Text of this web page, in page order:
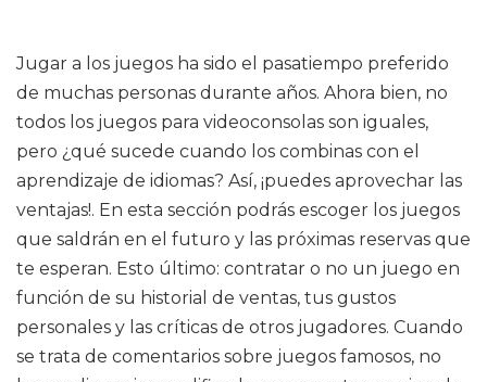
Jugar a los juegos ha sido el pasatiempo preferido
de muchas personas durante años. Ahora bien, no
todos los juegos para videoconsolas son iguales,
pero ¿qué sucede cuando los combinas con el
aprendizaje de idiomas? Así, ¡puedes aprovechar las
ventajas!. En esta sección podrás escoger los juegos
que saldrán en el futuro y las próximas reservas que
te esperan. Esto último: contratar o no un juego en
función de su historial de ventas, tus gustos
personales y las críticas de otros jugadores. Cuando
se trata de comentarios sobre juegos famosos, no